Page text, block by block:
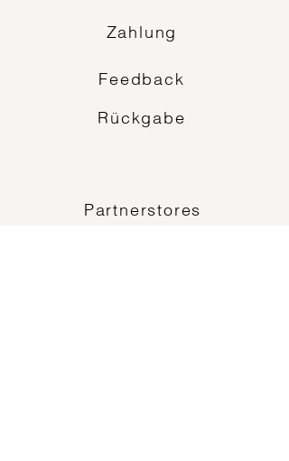
Zahlung
Feedback
Rückgabe
Partnerstores